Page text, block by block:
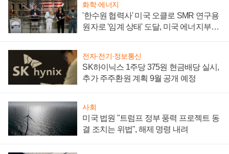
화학·에너지
'한수원 협력사' 미국 오클로 SMR 연구용
원자로 '임계 상태' 도달, 미국 에너지부
전자·전기·정보통신
SK하이닉스 1주당 375원 현금배당 실시,
추가 주주환원 계획 9월 공개 예정
사회
미국 법원 "트럼프 정부 풍력 프로젝트 동
결 조치는 위법", 해제 명령 내려